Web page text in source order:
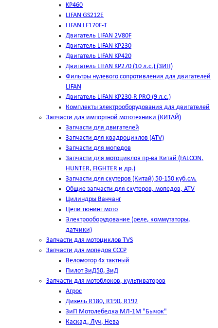
KP460
LIFAN GS212E
LIFAN LF170F-T
Двигатель LIFAN 2V80F
Двигатель LIFAN KP230
Двигатель LIFAN KP420
Двигатель LIFAN KP270 (10 л.с.) (ЗИП)
Фильтры нулевого сопротивления для двигателей
LIFAN
Двигатель LIFAN KP230-R PRO (9 л.с.)
Комплекты электрооборудования для двигателей
Запчасти для импортной мототехники (КИТАЙ)
Запчасти для двигателей
Запчасти для квадроциклов (ATV)
Запчасти для мопедов
Запчасти для мотоциклов пр-ва Китай (FALCON,
HUNTER, FIGHTER и др.)
Запчасти для скутеров (Китай) 50-150 куб.см.
Общие запчасти для скутеров, мопедов, ATV
Цилиндры Ванчанг
Цепи тюнинг мото
Электрооборудование (реле, коммутаторы,
датчики)
Запчасти для мотоциклов TVS
Запчасти для мопедов СССР
Веломотор 4х тактный
Пилот ЗиД50, ЗиД
Запчасти для мотоблоков, культиваторов
Агрос
Дизель R180, R190, R192
ЗиП Мотолебедка МЛ-1М "Бычок"
Каскад, Луч, Нева